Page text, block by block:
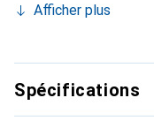
smartphone. La
constitue toujours un
exigeant.
Afficher plus
Spécifications